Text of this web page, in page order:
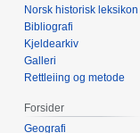
Norsk historisk leksikon
Bibliografi
Kjeldearkiv
Galleri
Rettleiing og metode
Forsider
Geografi